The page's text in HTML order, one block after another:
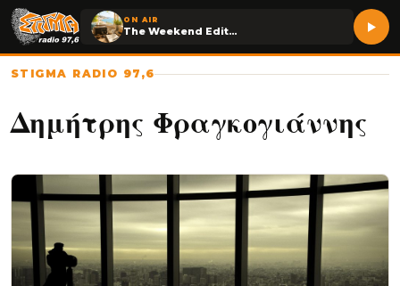
ON AIR
The Weekend Edition
STIGMA RADIO 97,6
Δημήτρης Φραγκογιάννης